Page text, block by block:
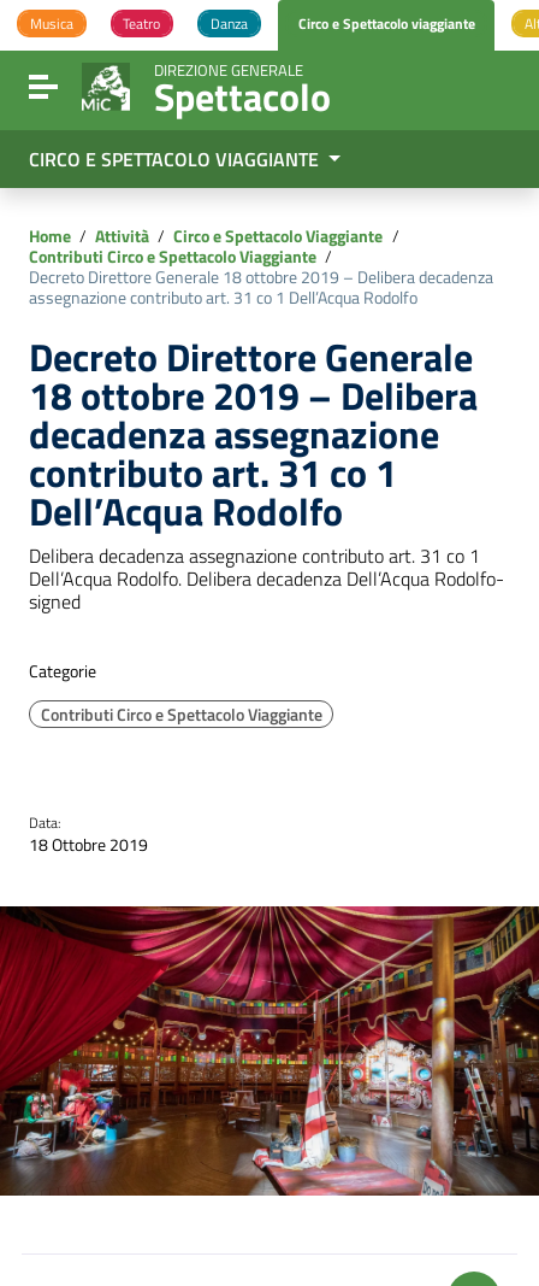
Vai ai contenuti
Vai al menu di navigazione
Vai al footer
Musica Teatro Danza Circo e Spettacolo viaggiante
Attiva / disattiva la navigazione
DIREZIONE GENERALE
Spettacolo
CIRCO E SPETTACOLO VIAGGIANTE
Home / Attività / Circo e Spettacolo Viaggiante /
Contributi Circo e Spettacolo Viaggiante /
Decreto Direttore Generale 18 ottobre 2019 – Delibera decadenza
assegnazione contributo art. 31 co 1 Dell’Acqua Rodolfo
Decreto Direttore Generale
18 ottobre 2019 – Delibera
decadenza assegnazione
contributo art. 31 co 1
Dell’Acqua Rodolfo
Delibera decadenza assegnazione contributo art. 31 co 1
Dell’Acqua Rodolfo. Delibera decadenza Dell’Acqua Rodolfo-
signed
Categorie
Contributi Circo e Spettacolo Viaggiante
Data:
18 Ottobre 2019